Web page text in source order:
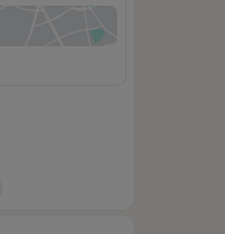
w nowej karcie